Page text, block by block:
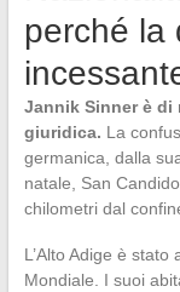
perché la
Jannik Sinner è di
giuridica. La
germanica, dalla
natale, San
chilometri dal
L’Alto Adige è
Mondiale. I suoi